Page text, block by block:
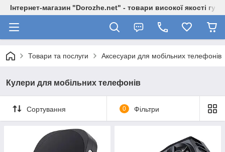
Інтернет-магазин "Dorozhe.net" - товари високої якості
Товари та послуги Аксесуари для мобільних телефонів
Кулери для мобільних телефонів
Сортування 0 Фільтри